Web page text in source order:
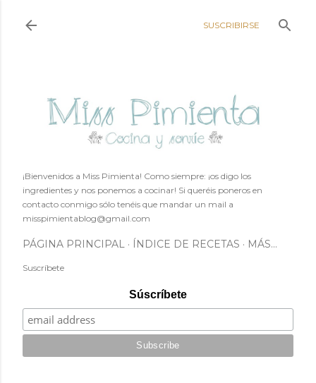
SUSCRIBIRSE
¡Bienvenidos a Miss Pimienta! Como siempre: ¡os digo los
ingredientes y nos ponemos a cocinar! Si queréis poneros en
contacto conmigo sólo tenéis que mandar un mail a
misspimientablog@gmail.com
PÁGINA PRINCIPAL ÍNDICE DE RECETAS MÁS…
Suscríbete
Súscríbete